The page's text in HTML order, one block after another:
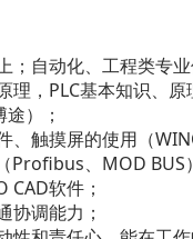
；自动化、工程类专业
理，PLC基本知识、
）；
、触摸屏的使用（
Profibus、MOD BUS
CAD软件；
协调能力；